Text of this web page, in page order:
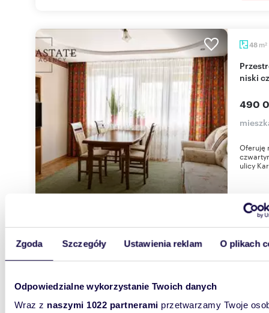
Zgoda Szczegóły Ustawienia reklam O plikach
Odpowiedzialne wykorzystanie Twoich danych
Wraz z naszymi 1022 partnerami przetwarzamy Twoje
48 m2
Przestronne 3-pokojowe mieszkanie w Otwocku,
niski
490
Oferuję
ulicy
55,85